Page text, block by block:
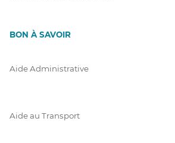
BON À SAVOIR
Aide Administrative
Aide au Transport